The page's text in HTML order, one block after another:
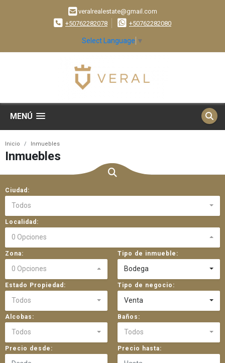
veralrealestate@gmail.com
+50762282078
+50762282080
Select Language ▼
MENÚ
Inicio Inmuebles
Inmuebles
Ciudad:
Todos
Localidad:
0 Opciones
Zona:
0 Opciones
Tipo de inmueble:
Bodega
Estado Propiedad:
Todos
Tipo de negocio:
Venta
Alcobas:
Todos
Baños:
Todos
Precio desde: Precio hasta: